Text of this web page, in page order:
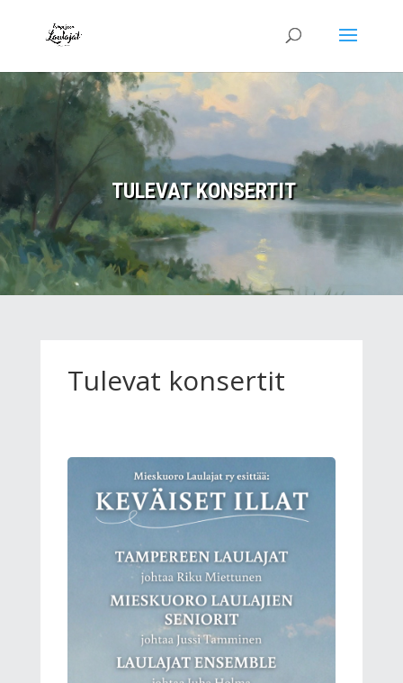
TULEVAT KONSERTIT
Tulevat konsertit